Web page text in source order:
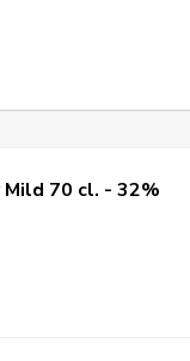
70 cl. - 32%